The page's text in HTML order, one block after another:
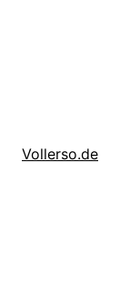
Vollerso.de